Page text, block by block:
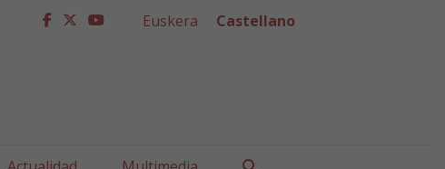
facebook
twitter
youtube
Euskera Castellano